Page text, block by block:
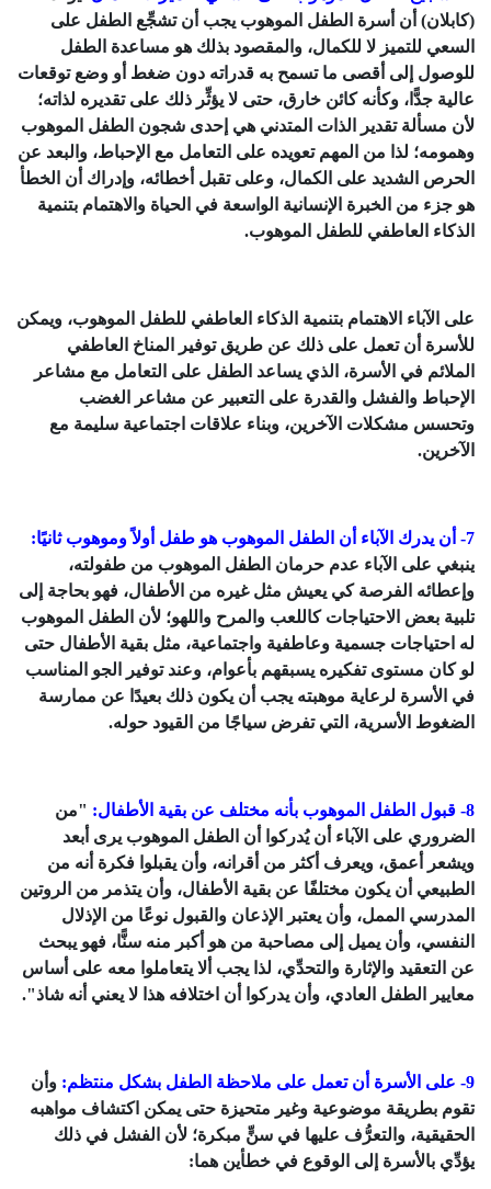
(كابلان) أن أسرة الطفل الموهوب يجب أن تشجِّع الطفل على
السعي للتميز لا للكمال، والمقصود بذلك هو مساعدة الطفل
للوصول إلى أقصى ما تسمح به قدراته دون ضغط أو وضع توقعات
عالية جدًّا، وكأنه كائن خارق، حتى لا يؤثِّر ذلك على تقديره لذاته؛
لأن مسألة تقدير الذات المتدني هي إحدى شجون الطفل الموهوب
وهمومه؛ لذا من المهم تعويده على التعامل مع الإحباط، والبعد عن
الحرص الشديد على الكمال، وعلى تقبل أخطائه، وإدراك أن الخطأ
هو جزء من الخبرة الإنسانية الواسعة في الحياة والاهتمام بتنمية
الذكاء العاطفي للطفل الموهوب.
على الآباء الاهتمام بتنمية الذكاء العاطفي للطفل الموهوب، ويمكن
للأسرة أن تعمل على ذلك عن طريق توفير المناخ العاطفي
الملائم في الأسرة، الذي يساعد الطفل على التعامل مع مشاعر
الإحباط والفشل والقدرة على التعبير عن مشاعر الغضب
وتحسس مشكلات الآخرين، وبناء علاقات اجتماعية سليمة مع
الآخرين.
7- أن يدرك الآباء أن الطفل الموهوب هو طفل أولاً وموهوب ثانيًا:
ينبغي على الآباء عدم حرمان الطفل الموهوب من طفولته،
وإعطائه الفرصة كي يعيش مثل غيره من الأطفال، فهو بحاجة إلى
تلبية بعض الاحتياجات كاللعب والمرح واللهو؛ لأن الطفل الموهوب
له احتياجات جسمية وعاطفية واجتماعية، مثل بقية الأطفال حتى
لو كان مستوى تفكيره يسبقهم بأعوام، وعند توفير الجو المناسب
في الأسرة لرعاية موهبته يجب أن يكون ذلك بعيدًا عن ممارسة
الضغوط الأسرية، التي تفرض سياجًا من القيود حوله.
8- قبول الطفل الموهوب بأنه مختلف عن بقية الأطفال:
"من
الضروري على الآباء أن يُدركوا أن الطفل الموهوب يرى أبعد
ويشعر أعمق، ويعرف أكثر من أقرانه، وأن يقبلوا فكرة أنه من
الطبيعي أن يكون مختلفًا عن بقية الأطفال، وأن يتذمر من الروتين
المدرسي الممل، وأن يعتبر الإذعان والقبول نوعًا من الإذلال
النفسي، وأن يميل إلى مصاحبة من هو أكبر منه سنًّا، فهو يبحث
عن التعقيد والإثارة والتحدِّي، لذا يجب ألا يتعاملوا معه على أساس
معايير الطفل العادي، وأن يدركوا أن اختلافه هذا لا يعني أنه شاذ".
9- على الأسرة أن تعمل على ملاحظة الطفل بشكل منتظم:
وأن
تقوم بطريقة موضوعية وغير متحيزة حتى يمكن اكتشاف مواهبه
الحقيقية، والتعرُّف عليها في سنٍّ مبكرة؛ لأن الفشل في ذلك
يؤدِّي بالأسرة إلى الوقوع في خطأين هما: